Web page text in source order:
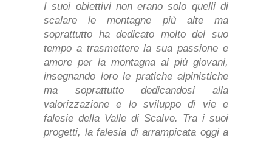
I suoi obiettivi non erano solo quelli di
scalare le montagne più alte ma
soprattutto ha dedicato molto del suo
tempo a trasmettere la sua passione e
amore per la montagna ai più giovani,
insegnando loro le pratiche alpinistiche
ma soprattutto dedicandosi alla
valorizzazione e lo sviluppo di vie e
falesie della Valle di Scalve. Tra i suoi
progetti, la falesia di arrampicata oggi a